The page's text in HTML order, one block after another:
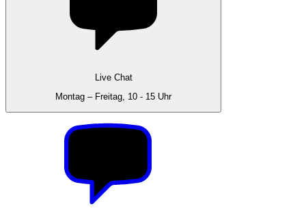
Live Chat
Montag – Freitag, 10 - 15 Uhr